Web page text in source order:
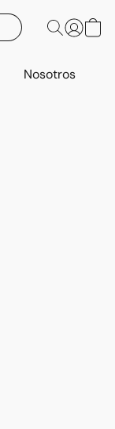
Nosotros